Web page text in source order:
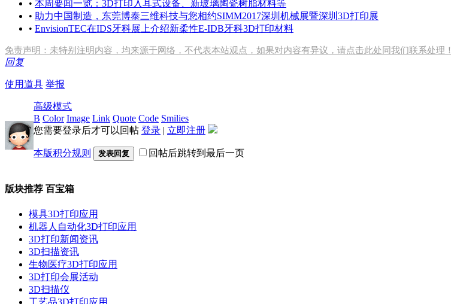
• 本周要闻一览：3D打印入耳式设备、新玻璃陶瓷树脂材料等
• 助力中国制造，东莞博泰三维科技与您相约SIMM2017深圳机械展暨深圳3D打印展
• EnvisionTEC在IDS牙科展上介绍新柔性E-IDB牙科3D打印材料
免责声明：未特别注明内容，均来源于网络，不代表本站观点，如果对内容有异议，请点击此处同我们联系处理！
回复
使用道具 举报
高级模式
B Color Image Link Quote Code Smilies
您需要登录后才可以回帖 登录 | 立即注册
本版积分规则 发表回复 回帖后跳转到最后一页
版块推荐 百宝箱
模具3D打印应用
机器人自动化3D打印应用
3D打印新闻资讯
3D扫描资讯
生物医疗3D打印应用
3D打印会展活动
3D扫描仪